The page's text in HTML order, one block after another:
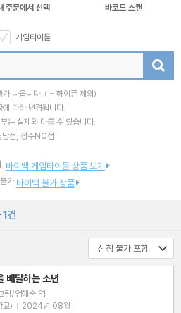
주문에서 선택 바코드 스캔
게임타이틀
나옵니다. ( - 하이픈 제외)
따라 변경됩니다.
는 실제와 다를 수 있습니다.
당점, 청주NC점
바이백 게임타이틀 상품 보기
가 바이백 불가 상품
1건
배달하는 소년
림/엄혜숙 역
교) | 2024년 08월